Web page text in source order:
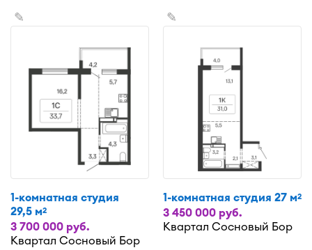
✎
1-комнатная студия
29,5 м2
3 700 000 руб.
Квартал Сосновый Бор
✎
1-комнатная студия 27 м2
3 450 000 руб.
Квартал Сосновый Бор